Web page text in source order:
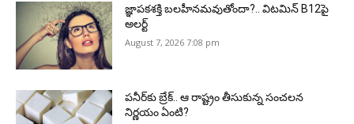
జ్ఞాపకశక్తి బలహీనమవుతోందా?.. విటమిన్ B12పై
అలర్ట్
August 7, 2026 7:08 pm
పనీర్‌కు బ్రేక్.. ఆ రాష్ట్రం తీసుకున్న సంచలన
నిర్ణయం ఏంటి?